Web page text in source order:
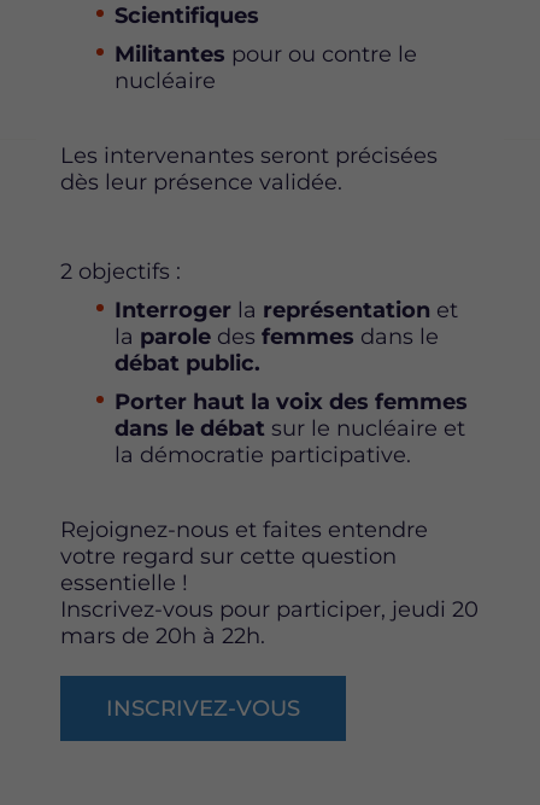
Scientifiques
Militantes pour ou contre le
nucléaire
Les intervenantes seront précisées
dès leur présence validée.
2 objectifs :
Interroger la représentation et
la parole des femmes dans le
débat public.
Porter haut la voix des femmes
dans le débat sur le nucléaire et
la démocratie participative.
Rejoignez-nous et faites entendre
votre regard sur cette question
essentielle !
Inscrivez-vous pour participer, jeudi 20
mars de 20h à 22h.
INSCRIVEZ-VOUS